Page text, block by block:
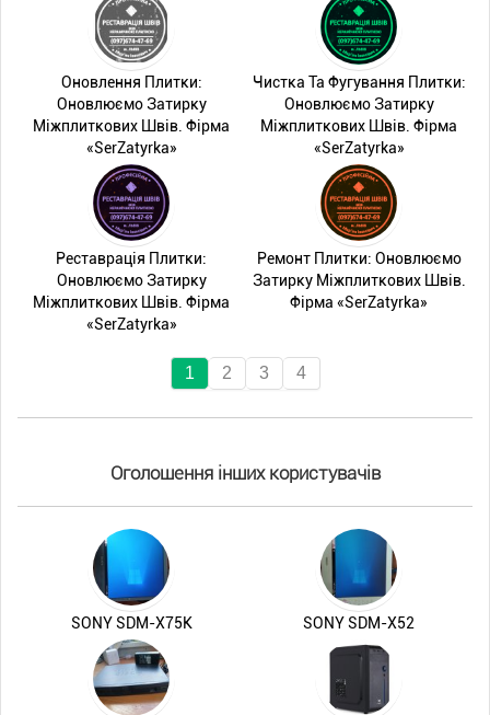
Оновлення Плитки:
Оновлюємо Затирку
Міжплиткових Швів. Фірма
«SerZatyrka»
Чистка Та Фугування Плитки:
Оновлюємо Затирку
Міжплиткових Швів. Фірма
«SerZatyrka»
Реставрація Плитки:
Оновлюємо Затирку
Міжплиткових Швів. Фірма
«SerZatyrka»
Ремонт Плитки: Оновлюємо
Затирку Міжплиткових Швів.
Фірма «SerZatyrka»
1 2 3 4
Оголошення інших користувачів
SONY SDM-X75K SONY SDM-X52